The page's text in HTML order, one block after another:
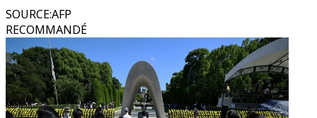
SOURCE:AFP
RECOMMANDÉ